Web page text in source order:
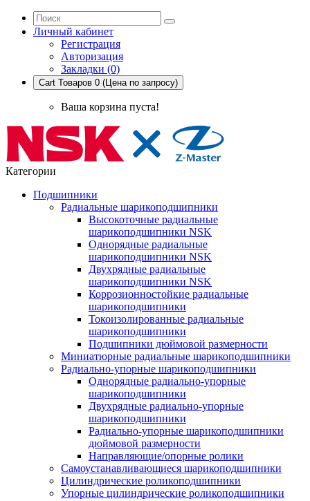
Личный кабинет
Регистрация
Авторизация
Закладки (0)
Cart Товаров 0 (Цена по запросу)
Ваша корзина пуста!
Категории
Подшипники
Радиальные шарикоподшипники
Высокоточные радиальные
шарикоподшипники NSK
Однорядные радиальные
шарикоподшипники NSK
Двухрядные радиальные
шарикоподшипники NSK
Коррозионностойкие радиальные
шарикоподшипники
Токоизолированные радиальные
шарикоподшипники
Подшипники дюймовой размерности
Миниатюрные радиальные шарикоподшипники
Радиально-упорные шарикоподшипники
Однорядные радиально-упорные
шарикоподшипники
Двухрядные радиально-упорные
шарикоподшипники
Радиально-упорные шарикоподшипники
дюймовой размерности
Направляющие/опорные ролики
Самоустанавливающиеся шарикоподшипники
Цилиндрические роликоподшипники
Упорные цилиндрические роликоподшипники